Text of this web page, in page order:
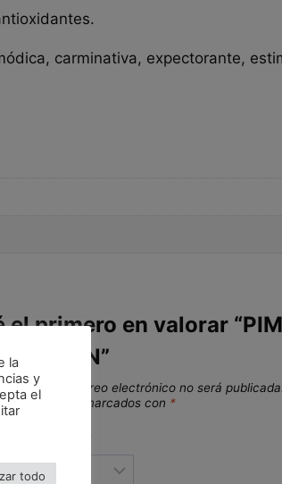
carminativa, expectorante,
el primero en valorar
de correo electrónico no será publicada.
están marcados con *
*
la
y
el
todo